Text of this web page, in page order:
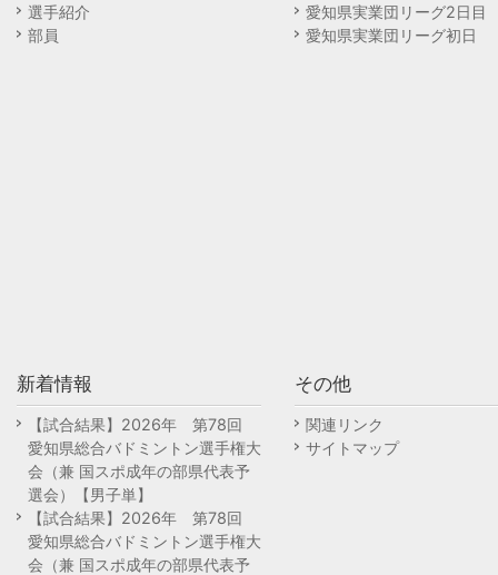
選手紹介
部員
愛知県実業団リーグ2日目
愛知県実業団リーグ初日
新着情報
【試合結果】2026年 第78回
愛知県総合バドミントン選手権大
会（兼 国スポ成年の部県代表予
選会）【男子単】
【試合結果】2026年 第78回
愛知県総合バドミントン選手権大
会（兼 国スポ成年の部県代表予
その他
関連リンク
サイトマップ